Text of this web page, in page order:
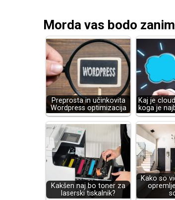
Morda vas bodo
Preprosta in učinkovita
Wordpress optimizacija
Kaj je
koga je
Kakšen naj bo toner za
laserski tiskalnik?
Kako so